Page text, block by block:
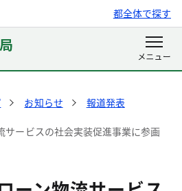
都全体で探す
お知らせ
報道発表
サービスの社会実装促進事業に参画